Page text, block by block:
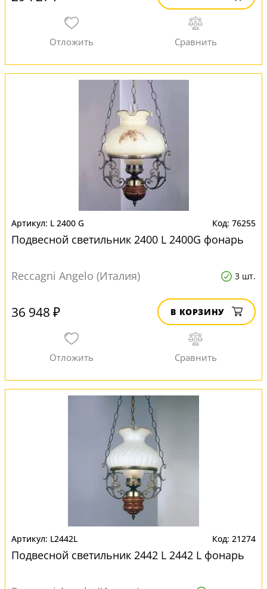
L 2400 G 76255
Подвесной светильник 2400 L 2400G фонарь
Reccagni Angelo (Италия) 3 шт.
36 948 ₽ В КОРЗИНУ
L2442L 21274
Подвесной светильник 2442 L 2442 L фонарь